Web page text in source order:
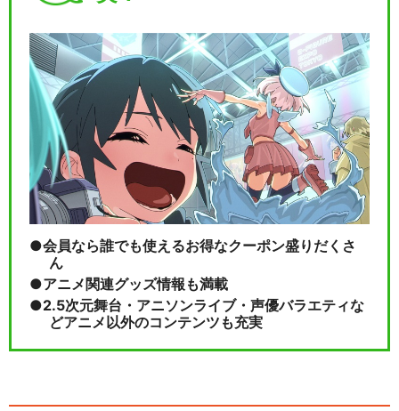
会員なら誰でも使えるお得なクーポン盛りだくさ
ん
アニメ関連グッズ情報も満載
2.5次元舞台・アニソンライブ・声優バラエティな
どアニメ以外のコンテンツも充実